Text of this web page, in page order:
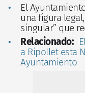
El
una figura
singular” que
Relacionado:
a Ripollet esta
Ayuntamiento